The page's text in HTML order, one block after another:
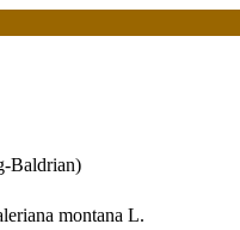
Baldrian)
montana L.